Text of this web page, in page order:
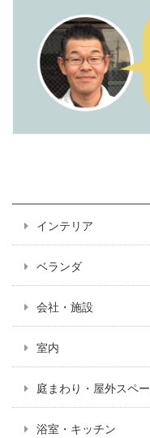
インテリア
ベランダ
会社・施設
室内
庭まわり・屋外スペ
浴室・キッチン